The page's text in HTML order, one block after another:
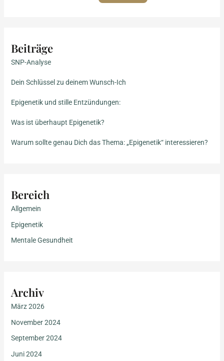
Beiträge
SNP-Analyse
Dein Schlüssel zu deinem Wunsch-Ich
Epigenetik und stille Entzündungen:
Was ist überhaupt Epigenetik?
Warum sollte genau Dich das Thema: „Epigenetik“ interessieren?
Bereich
Allgemein
Epigenetik
Mentale Gesundheit
Archiv
März 2026
November 2024
September 2024
Juni 2024